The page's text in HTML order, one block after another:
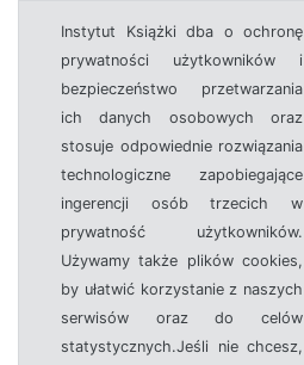
Instytut Książki dba o ochronę
prywatności użytkowników i
bezpieczeństwo przetwarzania
ich danych osobowych oraz
stosuje odpowiednie rozwiązania
technologiczne zapobiegające
ingerencji osób trzecich w
prywatność użytkowników.
Używamy także plików cookies,
by ułatwić korzystanie z naszych
serwisów oraz do celów
statystycznych.Jeśli nie chcesz,